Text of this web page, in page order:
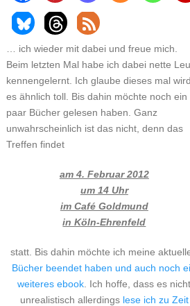
… ich wieder mit dabei und freue mich.
Beim letzten Mal habe ich dabei nette
kennengelernt. Ich glaube dieses mal wird
es ähnlich toll. Bis dahin möchte noch ein
paar Bücher gelesen haben. Ganz
unwahrscheinlich ist das nicht, denn das
Treffen findet
am 4. Februar 2012
um 14 Uhr
im Café Gold mund
in Köln-Ehrenfeld
statt. Bis dahin möchte ich meine
Bücher beendet haben und auch noch
weiteres ebook . Ich hoffe, dass es nicht
unrealistisch allerdings lese ich zu Zeit